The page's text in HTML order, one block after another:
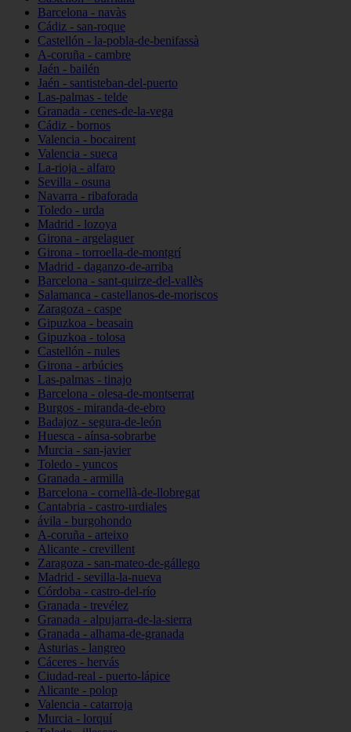
Barcelona - navàs
Cádiz - san-roque
Castellón - la-pobla-de-benifassà
A-coruña - cambre
Jaén - bailén
Jaén - santisteban-del-puerto
Las-palmas - telde
Granada - cenes-de-la-vega
Cádiz - bornos
Valencia - bocairent
Valencia - sueca
La-rioja - alfaro
Sevilla - osuna
Navarra - ribaforada
Toledo - urda
Madrid - lozoya
Girona - argelaguer
Girona - torroella-de-montgrí
Madrid - daganzo-de-arriba
Barcelona - sant-quirze-del-vallès
Salamanca - castellanos-de-moriscos
Zaragoza - caspe
Gipuzkoa - beasain
Gipuzkoa - tolosa
Castellón - nules
Girona - arbúcies
Las-palmas - tinajo
Barcelona - olesa-de-montserrat
Burgos - miranda-de-ebro
Badajoz - segura-de-león
Huesca - aínsa-sobrarbe
Murcia - san-javier
Toledo - yuncos
Granada - armilla
Barcelona - cornellà-de-llobregat
Cantabria - castro-urdiales
ávila - burgohondo
A-coruña - arteixo
Alicante - crevillent
Zaragoza - san-mateo-de-gállego
Madrid - sevilla-la-nueva
Córdoba - castro-del-río
Granada - trevélez
Granada - alpujarra-de-la-sierra
Granada - alhama-de-granada
Asturias - langreo
Cáceres - hervás
Ciudad-real - puerto-lápice
Alicante - polop
Valencia - catarroja
Murcia - lorquí